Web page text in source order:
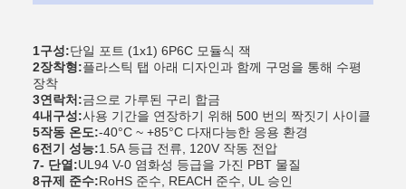
1구성:단일 포트 (1x1) 6P6C 모듈식 잭
2장착형:플라스틱 탭 아래 디자인과 함께 구멍을 통해 수평
장착
3연락처:금으로 가루된 구리 합금
4내구성:사용 기간을 연장하기 위해 500 번의 짝짓기 사이클
5작동 온도:-40°C ~ +85°C 다재다능한 응용 환경
6전기 성능:1.5A 등급 전류, 120V 작동 전압
7- 단열:UL94 V-0 염화성 등급을 가진 PBT 물질
8규제 준수:RoHS 준수, REACH 준수, UL 승인